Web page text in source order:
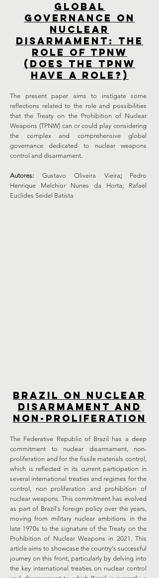
Global
Governance on
Nuclear
Disarmament: The
Role of TPNW
(Does the TPNW
Have a Role?)
The present paper aims to instigate some
reflections related to the role and possibilities
that the Treaty on the Prohibition of Nuclear
Weapons (TPNW) can or could play considering
the complex and comprehensive global
governance dedicated to nuclear weapons
control and disarmament.
Autores: Gustavo Oliveira Vieira;
Pedro
Henrique Melchior Nunes da Horta; Rafael
Euclides Seidel Batista
BRAZIL ON NUCLEAR
DISARMAMENT AND
NON-PROLIFERATION
The Federative Republic of Brazil has a deep
commitment to nuclear disarmament, non-
proliferation and for the fissile materials control,
which is reflected in its current participation in
several international treaties and regimes for the
control, non proliferation and prohibition of
nuclear weapons. This commitment has evolved
as part of Brazil's foreign policy over the years,
moving from military nuclear ambitions in the
late 1970s to the signature of the Treaty on the
Prohibition of Nuclear Weapons in 2021. This
article aims to showcase the country's successful
journey on this front, particularly by delving into
the key international treaties on nuclear control